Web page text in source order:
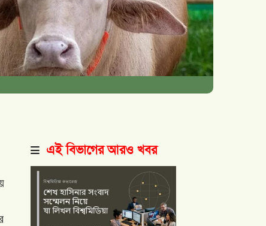
এই বিভাগের আরও খবর